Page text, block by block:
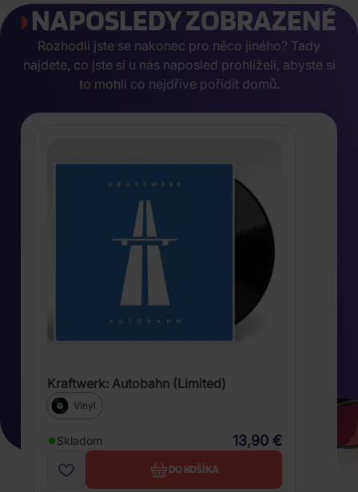
NAPOSLEDY ZOBRAZENÉ
Rozhodli jste se nakonec pro něco jiného? Tady
najdete, co jste si u nás naposled prohlíželi, abyste si
to mohli co nejdříve pořídit domů.
Kraftwerk: Autobahn (Limited)
Vinyl
Skladom 13,90 €
DO KOŠÍKA